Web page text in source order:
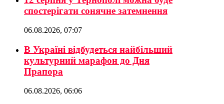
спостерігати сонячне затемнення
06.08.2026, 07:07
В Україні відбудеться найбільший
культурний марафон до Дня
Прапора
06.08.2026, 06:06